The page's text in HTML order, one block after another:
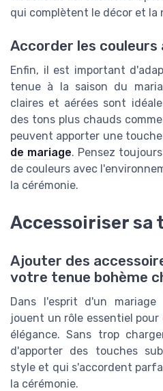
qui complètent le décor et la
Accorder les couleurs
Enfin, il est important
tenue à la saison du
claires et aérées sont
des tons plus chauds
peuvent apporter une
de mariage. Pensez
de couleurs avec
la cérémonie.
Accessoiriser sa
Ajouter des
votre tenue bohème
Dans l'esprit d'un mariage
jouent un rôle essentiel
élégance. Sans trop
d'apporter des touches
style et qui s'accordent
la cérémonie.